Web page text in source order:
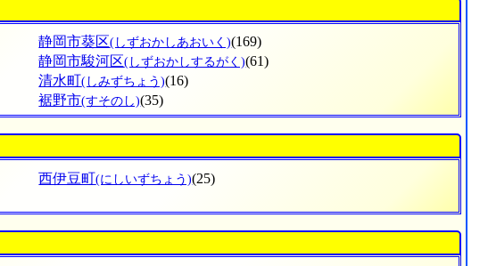
静岡市葵区(しずおかしあおいく)(169)
静岡市駿河区(しずおかしするがく)(61)
清水町(しみずちょう)(16)
裾野市(すそのし)(35)
西伊豆町(にしいずちょう)(25)